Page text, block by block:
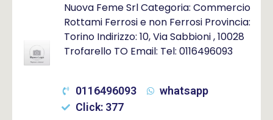
Nuova Feme Srl Categoria: Commercio
Rottami Ferrosi e non Ferrosi Provincia:
Torino Indirizzo: 10, Via Sabbioni , 10028
Trofarello TO Email: Tel: 0116496093
0116496093
whatsapp
Click: 377